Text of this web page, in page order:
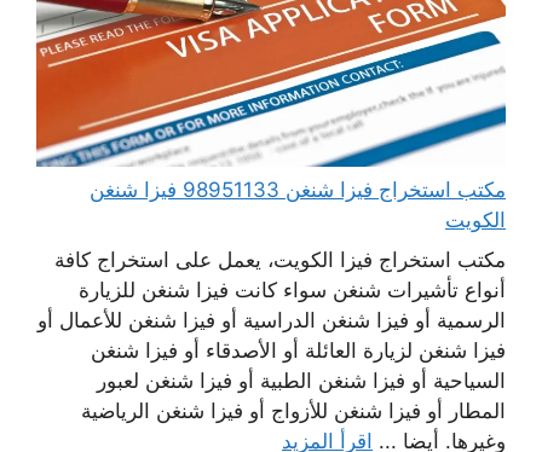
مكتب استخراج فيزا شنغن 98951133 فيزا شنغن
الكويت
مكتب استخراج فيزا الكويت، يعمل على استخراج كافة
أنواع تأشيرات شنغن سواء كانت فيزا شنغن للزيارة
الرسمية أو فيزا شنغن الدراسية أو فيزا شنغن للأعمال أو
فيزا شنغن لزيارة العائلة أو الأصدقاء أو فيزا شنغن
السياحية أو فيزا شنغن الطبية أو فيزا شنغن لعبور
المطار أو فيزا شنغن للأزواج أو فيزا شنغن الرياضية
وغيرها. أيضا ... اقرأ المزيد